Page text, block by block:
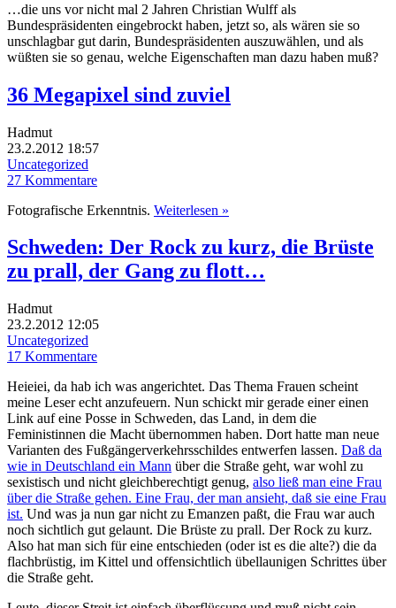
…die uns vor nicht mal 2 Jahren Christian Wulff als
Bundespräsidenten eingebrockt haben, jetzt so, als wären sie so
unschlagbar gut darin, Bundespräsidenten auszuwählen, und als
wüßten sie so genau, welche Eigenschaften man dazu haben muß?
36 Megapixel sind zuviel
Hadmut
23.2.2012 18:57
Uncategorized
27 Kommentare
Fotografische Erkenntnis. Weiterlesen »
Schweden: Der Rock zu kurz, die Brüste
zu prall, der Gang zu flott…
Hadmut
23.2.2012 12:05
Uncategorized
17 Kommentare
Heieiei, da hab ich was angerichtet. Das Thema Frauen scheint
meine Leser echt anzufeuern. Nun schickt mir gerade einer einen
Link auf eine Posse in Schweden, das Land, in dem die
Feministinnen die Macht übernommen haben. Dort hatte man neue
Varianten des Fußgängerverkehrsschildes entwerfen lassen. Daß da
wie in Deutschland ein Mann über die Straße geht, war wohl zu
sexistisch und nicht gleichberechtigt genug, also ließ man eine Frau
über die Straße gehen. Eine Frau, der man ansieht, daß sie eine Frau
ist. Und was ja nun gar nicht zu Emanzen paßt, die Frau war auch
noch sichtlich gut gelaunt. Die Brüste zu prall. Der Rock zu kurz.
Also hat man sich für eine entschieden (oder ist es die alte?) die da
flachbrüstig, im Kittel und offensichtlich übellaunigen Schrittes über
die Straße geht.